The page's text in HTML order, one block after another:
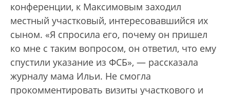
конференции, к Максимовым заходил
местный участковый, интересовавшийся их
сыном. «Я спросила его, почему он пришел
ко мне с таким вопросом, он ответил, что ему
спустили указание из ФСБ», — рассказала
журналу мама Ильи. Не смогла
прокомментировать визиты участкового и